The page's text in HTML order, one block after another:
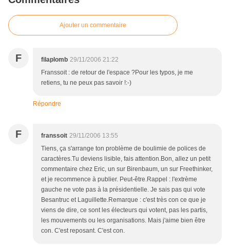
Ajouter un commentaire
F filaplomb 29/11/2006 21:22
Franssoit : de retour de l'espace ?Pour les typos, je me
retiens, tu ne peux pas savoir !:-)
Répondre
F franssoit 29/11/2006 13:55
Tiens, ça s'arrange ton problème de boulimie de polices de
caractères.Tu deviens lisible, fais attention.Bon, allez un petit
commentaire chez Eric, un sur Birenbaum, un sur Freethinker,
et je recommence à publier. Peut-être.Rappel : l'extrème
gauche ne vote pas à la présidentielle. Je sais pas qui vote
Besantruc et Laguillette.Remarque : c'est très con ce que je
viens de dire, ce sont les électeurs qui votent, pas les partis,
les mouvements ou les organisations. Mais j'aime bien être
con. C'est reposant. C'est con.